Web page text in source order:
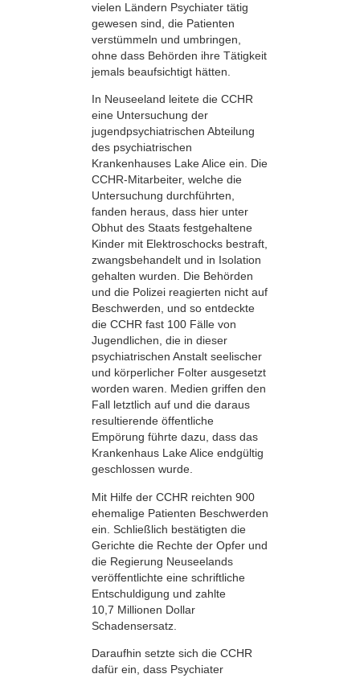
vielen Ländern Psychiater tätig
gewesen sind, die Patienten
verstümmeln und umbringen,
ohne dass Behörden ihre Tätigkeit
jemals beaufsichtigt hätten.
In Neuseeland leitete die CCHR
eine Untersuchung der
jugendpsychiatrischen Abteilung
des psychiatrischen
Krankenhauses Lake Alice ein. Die
CCHR-Mitarbeiter, welche die
Untersuchung durchführten,
fanden heraus, dass hier unter
Obhut des Staats festgehaltene
Kinder mit Elektroschocks bestraft,
zwangsbehandelt und in Isolation
gehalten wurden. Die Behörden
und die Polizei reagierten nicht auf
Beschwerden, und so entdeckte
die CCHR fast 100 Fälle von
Jugendlichen, die in dieser
psychiatrischen Anstalt seelischer
und körperlicher Folter ausgesetzt
worden waren. Medien griffen den
Fall letztlich auf und die daraus
resultierende öffentliche
Empörung führte dazu, dass das
Krankenhaus Lake Alice endgültig
geschlossen wurde.
Mit Hilfe der CCHR reichten 900
ehemalige Patienten Beschwerden
ein. Schließlich bestätigten die
Gerichte die Rechte der Opfer und
die Regierung Neuseelands
veröffentlichte eine schriftliche
Entschuldigung und zahlte
10,7 Millionen Dollar
Schadensersatz.
Daraufhin setzte sich die CCHR
dafür ein, dass Psychiater